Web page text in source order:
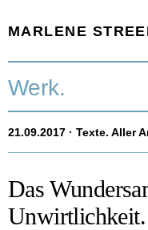
MARLENE
Timeline.
Texte.
Aktuell.
Werk.
21.09.2017 · Texte. Aller
Das
Unwirtlichkeit.